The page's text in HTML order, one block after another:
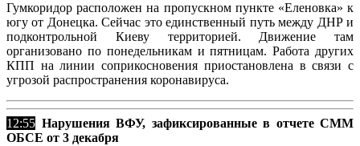
Гумкоридор расположен на пропускном пункте «Еленовка» к
югу от Донецка. Сейчас это единственный путь между ДНР и
подконтрольной Киеву территорией. Движение там
организовано по понедельникам и пятницам. Работа других
КПП на линии соприкосновения приостановлена в связи с
угрозой распространения коронавируса.
12:55 Нарушения ВФУ, зафиксированные в отчете СММ
ОБСЕ от 3 декабря